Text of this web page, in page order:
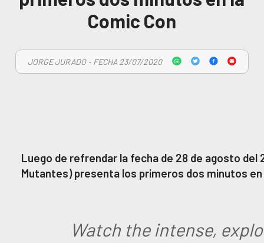
Comic Con
JORGE JURADO - FECHA 23/07/2020
Luego de refrendar la fecha de 28 de agosto
Mutantes) presenta los primeros dos minutos en
Watch the intense,